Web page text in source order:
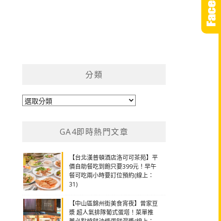
分類
分
GA4即時熱門文章
【台北漢普頓酒店洛可可茶苑】平
價自助餐吃到飽只要399元！早午
餐可吃兩小時要訂位預約(線上：
31)
【中山區錦州街美食宵夜】曾家豆
漿 超人氣排隊葡式蛋塔！菜單推